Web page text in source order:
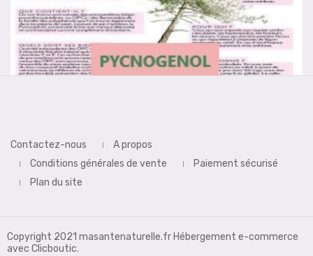
Contactez-nous
A propos
Conditions générales de vente
Paiement sécurisé
Plan du site
Copyright 2021 masantenaturelle.fr Hébergement e-commerce
avec Clicboutic.